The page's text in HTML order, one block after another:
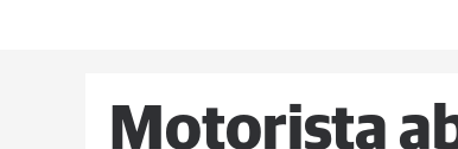
Motorista